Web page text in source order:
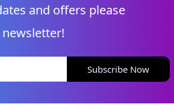
and offers please
Subscribe Now